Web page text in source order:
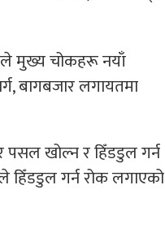
मुख्य चोकहरू नयाँ
बागबजार लगायतमा
खोल्न र हिँडडुल गर्न
हिँडडुल गर्न रोक लगाएको